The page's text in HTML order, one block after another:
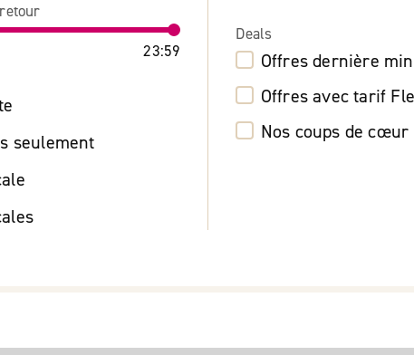
23:59
seulement
Deals
Offres dernière
Offres avec tarif
Nos coups de cœur